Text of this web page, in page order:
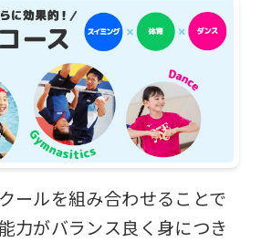
ールを組み合わせることで
力がバランス良く身につき